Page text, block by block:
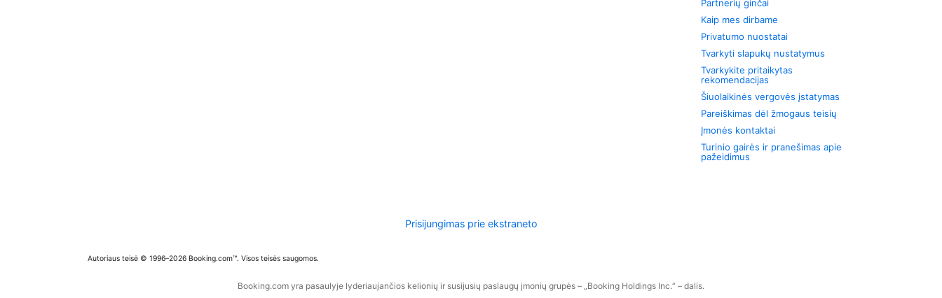
Partnerių ginčai
Kaip mes dirbame
Privatumo nuostatai
Tvarkyti slapukų nustatymus
Tvarkykite pritaikytas
rekomendacijas
Šiuolaikinės vergovės įstatymas
Pareiškimas dėl žmogaus teisių
Įmonės kontaktai
Turinio gairės ir pranešimas apie
pažeidimus
Prisijungimas prie ekstraneto
Autoriaus teisė © 1996–2026 Booking.com™. Visos teisės saugomos.
Booking.com yra pasaulyje lyderiaujančios kelionių ir susijusių paslaugų įmonių grupės – „Booking Holdings Inc.“ – dalis.